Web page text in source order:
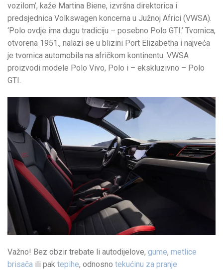
vozilom’, kaže Martina Biene, izvršna direktorica i
predsjednica Volkswagen koncerna u Južnoj Africi (VWSA).
‘Polo ovdje ima dugu tradiciju – posebno Polo GTI.’ Tvornica,
otvorena 1951., nalazi se u blizini Port Elizabetha i najveća
je tvornica automobila na afričkom kontinentu. VWSA
proizvodi modele Polo Vivo, Polo i – ekskluzivno – Polo
GTI.
Važno! Bez obzir trebate li autodijelove, gume, metlice
brisača ili pak tepihe, odnosno tekućinu za pranje